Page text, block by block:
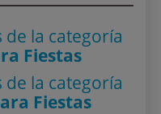
de la categoría
Fiestas
de la categoría
Fiestas